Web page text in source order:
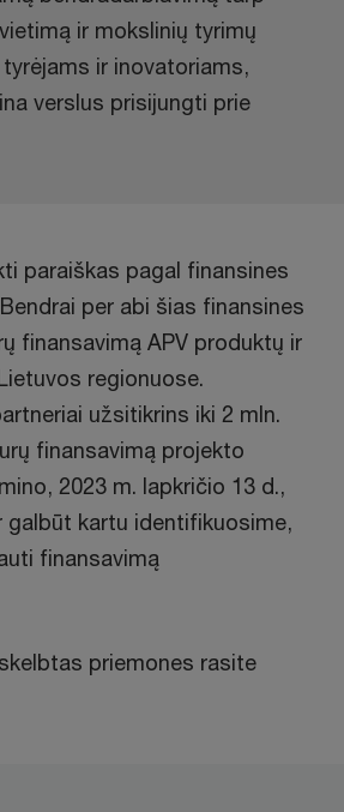
ir mokslinių tyrimų
ir inovatoriams,
verslus prisijungti prie
paraiškas pagal finansines
per abi šias finansines
finansavimą APV produktų ir
regionuose.
užsitikrins iki 2 mln.
finansavimą projekto
2023 m. lapkričio 13 d.,
galbūt kartu identifikuosime,
finansavimą
priemones rasite